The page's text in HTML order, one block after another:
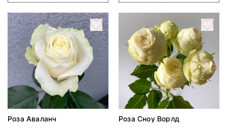
Роза Аваланч Роза Сноу Ворлд